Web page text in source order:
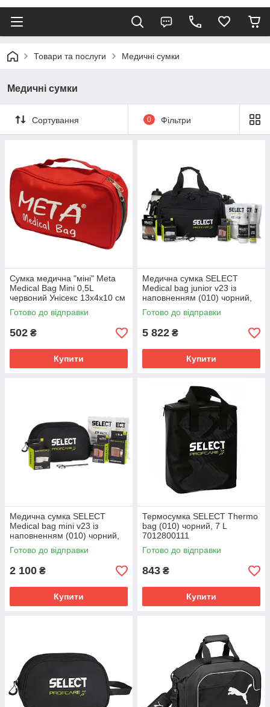
Товари та послуги Медичні сумки
Медичні сумки
Сортування 0 Фільтри
Сумка медична "міні" Meta
Medical Bag Mini 0,5L
червоний Унісекс 13х4х10 см
1910000201
Готово до відправки
502 ₴
Купити
Медична сумка SELECT
Medical bag junior v23 із
наповненням (010) чорний,
23,70 L 706511
Готово до відправки
5 822 ₴
Купити
Медична сумка SELECT
Medical bag mini v23 із
наповненням (010) чорний,
5L 706300
Готово до відправки
2 100 ₴
Купити
Термосумка SELECT Thermo
bag (010) чорний, 7 L
7012800111
Готово до відправки
843 ₴
Купити